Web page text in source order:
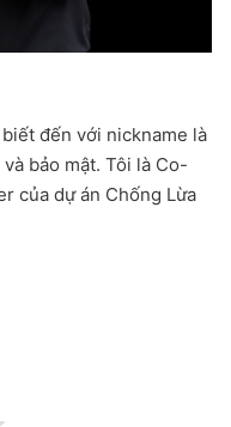
đến với nickname là
bảo mật. Tôi là Co-
của dự án Chống Lừa